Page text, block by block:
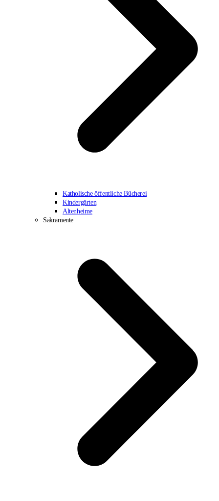
Katholische öffentliche Bücherei
Kindergärten
Altenheime
Sakramente